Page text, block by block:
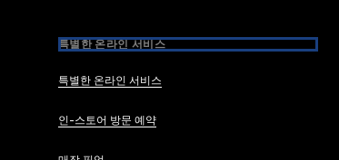
특별한 온라인 서비스
특별한 온라인 서비스
인-스토어 방문 예약